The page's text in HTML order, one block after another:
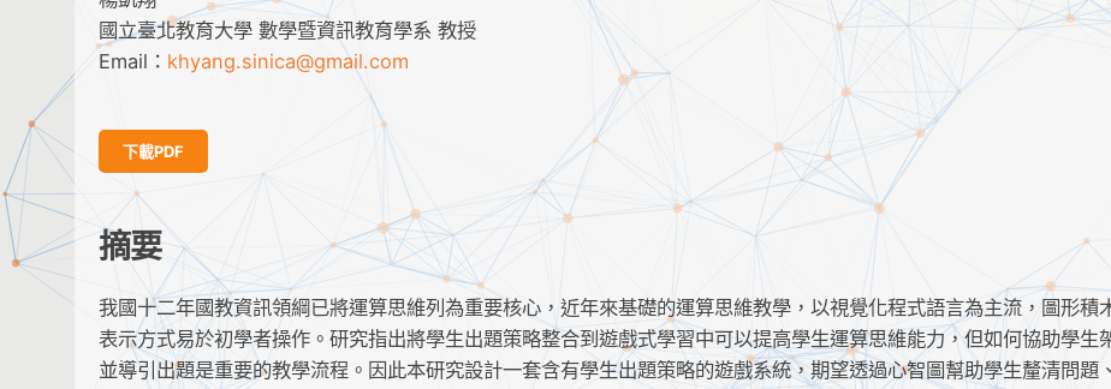
國立臺北教育大學 數學暨資訊教育學系 教授
Email： khyang.sinica@gmail.com
下載PDF
摘要
我國十二年國教資訊領綱已將運算思維列為重要核心，近年來基礎的運算思維教學，以視覺化程式語言為主流，圖形積
表示方式易於初學者操作。研究指出將學生出題策略整合到遊戲式學習中可以提高學生運算思維能力，但如何協助學生
並導引出題是重要的教學流程。因此本研究設計一套含有學生出題策略的遊戲系統，期望透過心智圖幫助學生釐清問題